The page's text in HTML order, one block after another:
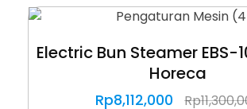
Electric Bun Steamer EBS-
Horeca
Rp8,112,000 Rp